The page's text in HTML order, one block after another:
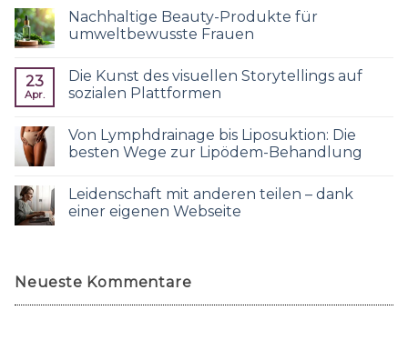
Nachhaltige Beauty-Produkte für
umweltbewusste Frauen
23
Apr.
Die Kunst des visuellen Storytellings auf
sozialen Plattformen
Von Lymphdrainage bis Liposuktion: Die
besten Wege zur Lipödem-Behandlung
Leidenschaft mit anderen teilen – dank
einer eigenen Webseite
Neueste Kommentare